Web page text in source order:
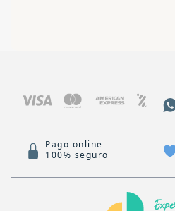
Pago online
100% seguro